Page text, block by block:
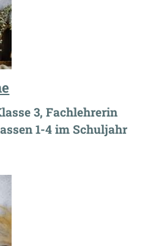
3, Fachlehrerin
1-4 im Schuljahr